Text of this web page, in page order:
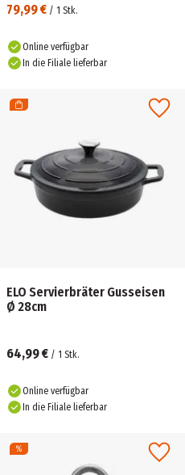
79,99 € / 1 Stk.
Online verfügbar
In die Filiale lieferbar
ELO Servierbräter Gusseisen
Ø 28cm
64,99 € / 1 Stk.
Online verfügbar
In die Filiale lieferbar